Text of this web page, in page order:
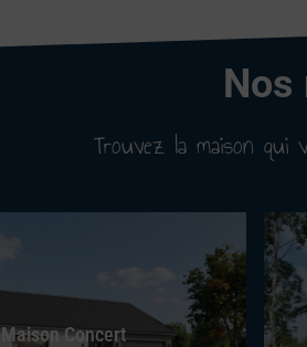
Nos
Trouvez la maison
Maison Concert